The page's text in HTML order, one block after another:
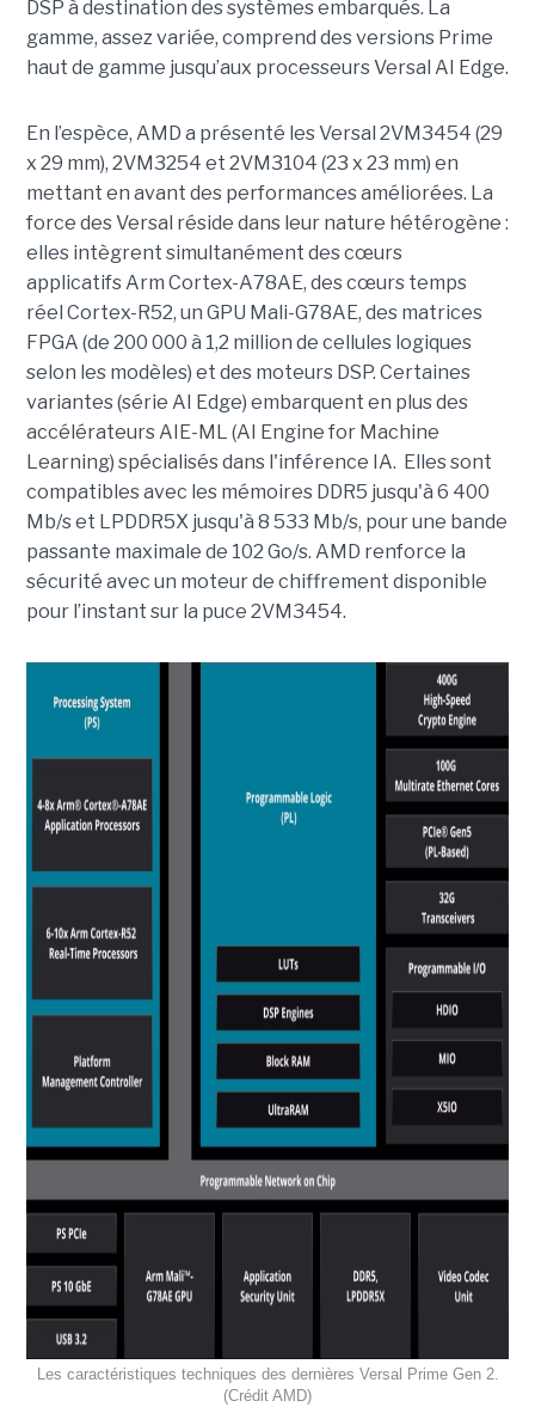
DSP à destination des systèmes embarqués. La
gamme, assez variée, comprend des versions Prime
haut de gamme jusqu’aux processeurs Versal AI Edge.
En l’espèce, AMD a présenté les Versal 2VM3454 (29
x 29 mm), 2VM3254 et 2VM3104 (23 x 23 mm) en
mettant en avant des performances améliorées. La
force des Versal réside dans leur nature hétérogène :
elles intègrent simultanément des cœurs
applicatifs Arm Cortex-A78AE, des cœurs temps
réel Cortex-R52, un GPU Mali-G78AE, des matrices
FPGA (de 200 000 à 1,2 million de cellules logiques
selon les modèles) et des moteurs DSP. Certaines
variantes (série AI Edge) embarquent en plus des
accélérateurs AIE-ML (AI Engine for Machine
Learning) spécialisés dans l'inférence IA. Elles sont
compatibles avec les mémoires DDR5 jusqu'à 6 400
Mb/s et LPDDR5X jusqu'à 8 533 Mb/s, pour une bande
passante maximale de 102 Go/s. AMD renforce la
sécurité avec un moteur de chiffrement disponible
pour l’instant sur la puce 2VM3454.
Les caractéristiques techniques des dernières Versal Prime Gen 2.
(Crédit AMD)